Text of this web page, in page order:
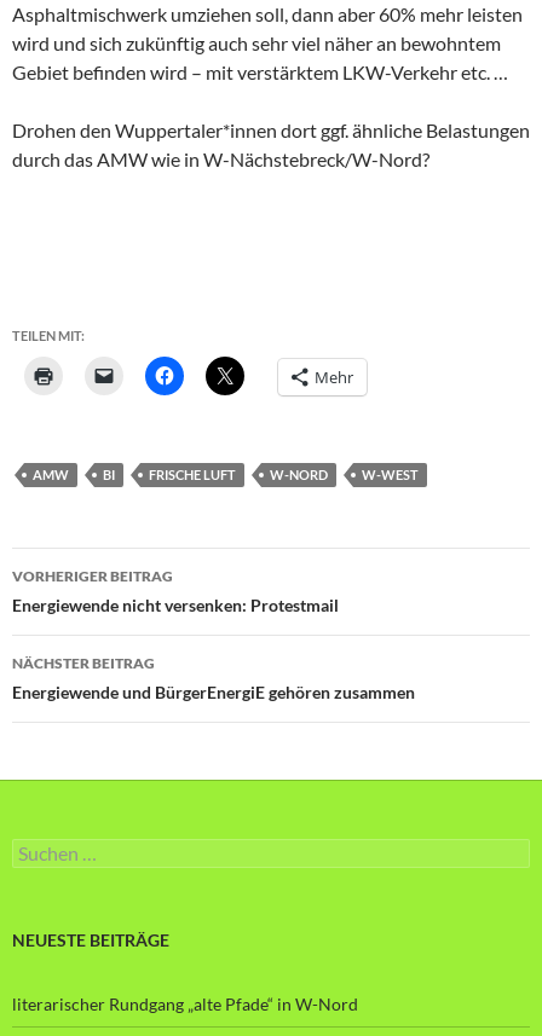
Asphaltmischwerk umziehen soll, dann aber 60% mehr leisten
wird und sich zukünftig auch sehr viel näher an bewohntem
Gebiet befinden wird – mit verstärktem LKW-Verkehr etc. …
Drohen den Wuppertaler*innen dort ggf. ähnliche Belastungen
durch das AMW wie in W-Nächstebreck/W-Nord?
TEILEN MIT:
Mehr
AMW BI FRISCHE LUFT W-NORD W-WEST
Beitragsnavigation
VORHERIGER BEITRAG
Energiewende nicht versenken: Protestmail
NÄCHSTER BEITRAG
Energiewende und BürgerEnergiE gehören zusammen
Suche
nach:
NEUESTE BEITRÄGE
literarischer Rundgang „alte Pfade“ in W-Nord